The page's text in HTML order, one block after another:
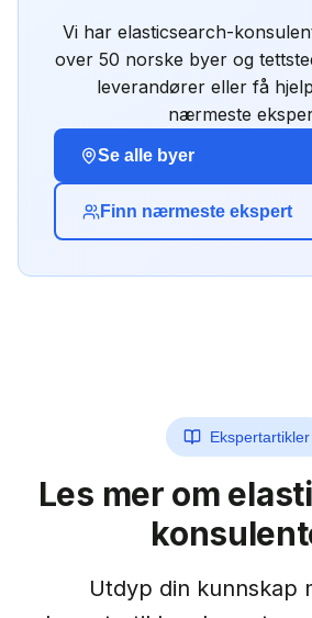
Vi har elasticsearch-
over 50 norske byer og
leverandører eller få
nærmeste
Se alle byer
Finn nærmeste ekspert
Ekspertartikler
Les mer om
Utdyp din kunnskap